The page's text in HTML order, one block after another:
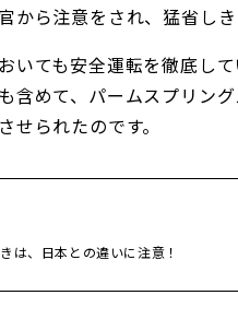
から注意をされ、猛省しき
いても安全運転を徹底し
含めて、パームスプリン
せられたのです。
は、日本との違いに注意！